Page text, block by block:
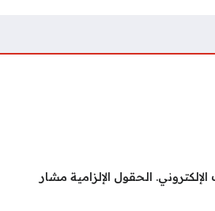
الحقول الإلزامية مشار